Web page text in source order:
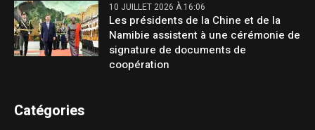
10 JUILLET 2026 À 16:06
Les présidents de la Chine et de la
Namibie assistent à une cérémonie de
signature de documents de
coopération
Catégories